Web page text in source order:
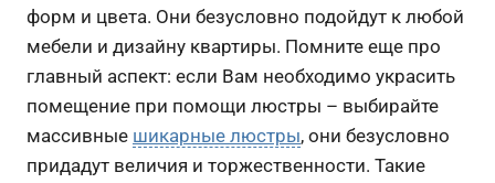
форм и цвета. Они безусловно подойдут к любой
мебели и дизайну квартиры. Помните еще про
главный аспект: если Вам необходимо украсить
помещение при помощи люстры – выбирайте
массивные шикарные люстры, они безусловно
придадут величия и торжественности. Такие